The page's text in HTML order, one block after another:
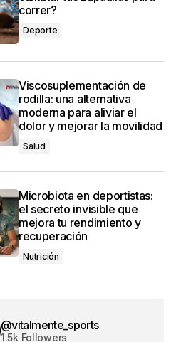
correr?
Deporte
Viscosuplementación de
rodilla: una alternativa
moderna para aliviar el
dolor y mejorar la movilidad
Salud
Microbiota en deportistas:
el secreto invisible que
mejora tu rendimiento y
recuperación
Nutrición
@vitalmente_sports
1.5k Followers